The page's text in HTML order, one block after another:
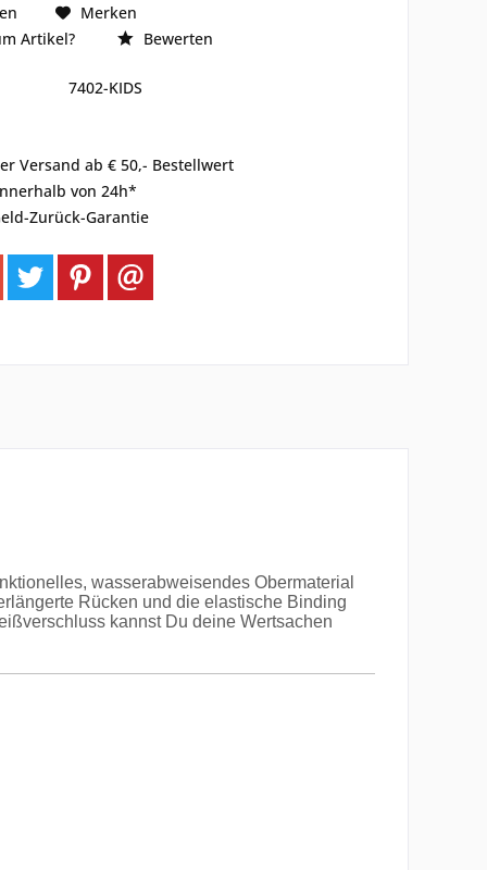
Merken
Artikel?
Bewerten
7402-KIDS
Versand ab € 50,- Bestellwert
von 24h*
Zurück-Garantie
wasserabweisendes Obermaterial
Rücken und die elastische Binding
kannst Du deine Wertsachen